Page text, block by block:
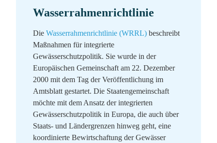
Wasserrahmenrichtlinie
Die Wasserrahmenrichtlinie (WRRL) beschreibt
Maßnahmen für integrierte
Gewässerschutzpolitik. Sie wurde in der
Europäischen Gemeinschaft am 22. Dezember
2000 mit dem Tag der Veröffentlichung im
Amtsblatt gestartet. Die Staatengemeinschaft
möchte mit dem Ansatz der integrierten
Gewässerschutzpolitik in Europa, die auch über
Staats- und Ländergrenzen hinweg geht, eine
koordinierte Bewirtschaftung der Gewässer